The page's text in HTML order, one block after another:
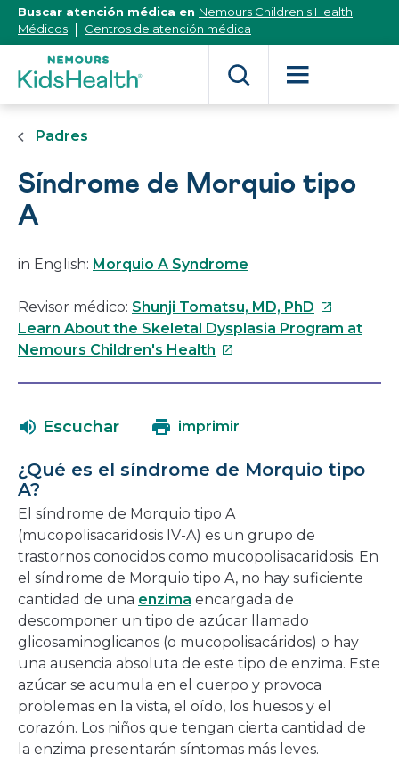
[Skip
Content]
Buscar atención médica en Nemours Children's Health
Médicos
Centros de atención médica
Padres
Síndrome de Morquio tipo
A
in English: Morquio A Syndrome
Revisor médico: Shunji Tomatsu, MD, PhD Este
enlace
Learn About the Skeletal Dysplasia Program at
Nemours Children's Health Este
en
nueva
Escuchar imprimir
¿Qué es el síndrome de Morquio tipo
A?
El síndrome de Morquio tipo A
(mucopolisacaridosis IV-A) es un grupo de
trastornos conocidos como mucopolisacaridosis. En
el síndrome de Morquio tipo A, no hay suficiente
cantidad de una enzima encargada de
descomponer un tipo de azúcar llamado
glicosaminoglicanos (o mucopolisacáridos) o hay
una ausencia absoluta de este tipo de enzima. Este
azúcar se acumula en el cuerpo y provoca
problemas en la vista, el oído, los huesos y el
corazón. Los niños que tengan cierta cantidad de
la enzima presentarán síntomas más leves.